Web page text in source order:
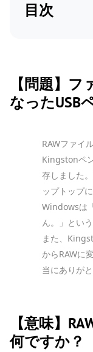
目次
【問題】
なったUSB
RAWファイ
Kingstonペ
存しました
ップトップ
Windowsは
ん。」とい
また、
からRAWに
当にありが
【意味】
何ですか？